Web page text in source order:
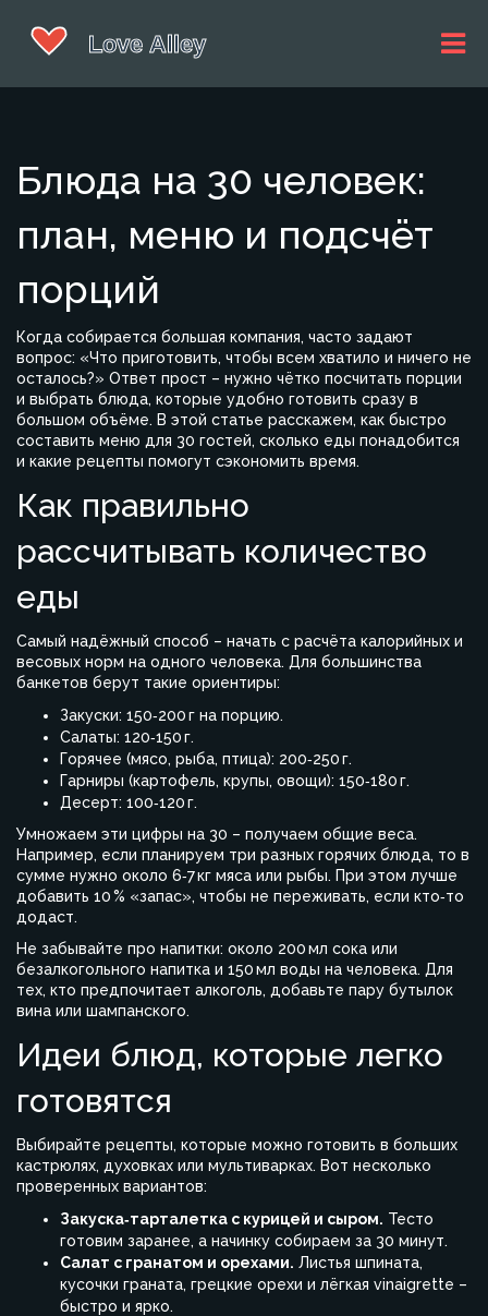
Блюда на 30 человек:
план, меню и подсчёт
порций
Когда собирается большая компания, часто задают
вопрос: «Что приготовить, чтобы всем хватило и ничего не
осталось?» Ответ прост – нужно чётко посчитать порции
и выбрать блюда, которые удобно готовить сразу в
большом объёме. В этой статье расскажем, как быстро
составить меню для 30 гостей, сколько еды понадобится
и какие рецепты помогут сэкономить время.
Как правильно
рассчитывать количество
еды
Самый надёжный способ – начать с расчёта калорийных и
весовых норм на одного человека. Для большинства
банкетов берут такие ориентиры:
Закуски: 150‑200 г на порцию.
Салаты: 120‑150 г.
Горячее (мясо, рыба, птица): 200‑250 г.
Гарниры (картофель, крупы, овощи): 150‑180 г.
Десерт: 100‑120 г.
Умножаем эти цифры на 30 – получаем общие веса.
Например, если планируем три разных горячих блюда, то в
сумме нужно около 6‑7 кг мяса или рыбы. При этом лучше
добавить 10 % «запас», чтобы не переживать, если кто‑то
додаст.
Не забывайте про напитки: около 200 мл сока или
безалкогольного напитка и 150 мл воды на человека. Для
тех, кто предпочитает алкоголь, добавьте пару бутылок
вина или шампанского.
Идеи блюд, которые легко
готовятся
Выбирайте рецепты, которые можно готовить в больших
кастрюлях, духовках или мультиварках. Вот несколько
проверенных вариантов:
Закуска‑тарталетка с курицей и сыром. Тесто
готовим заранее, а начинку собираем за 30 минут.
Салат с гранатом и орехами. Листья шпината,
кусочки граната, грецкие орехи и лёгкая vinaigrette –
быстро и ярко.